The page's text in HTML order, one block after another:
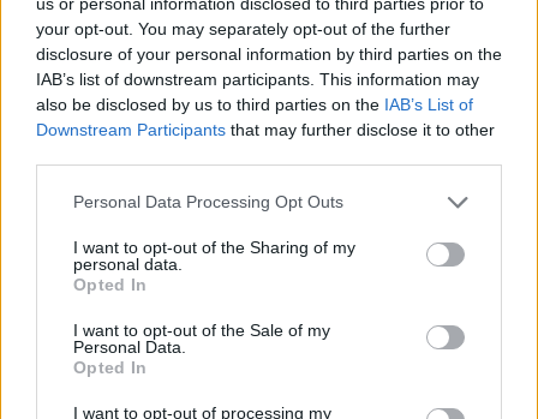
your opt-out. You may separately opt-out of the further
disclosure of your personal information by third parties on the
IAB’s list of downstream participants. This information may
also be disclosed by us to third parties on the IAB’s List of
Downstream Participants that may further disclose it to other
Please note that this website/app uses one or more Google
not limited to your visit or usage behaviour. You may click to
grant or deny consent to Google and its third-party tags to
use your data for below specified purposes in below Google
consent section.
Personal Data Processing Opt Outs
I want to opt-out of the Sharing of my
personal data.
Opted In
I want to opt-out of the Sale of my
Personal Data.
Opted In
I want to opt-out of processing my
mellékküldetések is kimagaslóan jók
a küzdelmek realisztikusak...
Ami nem tetszett
… de a hosszú tanulási folyamat sokakat
elriaszthat, ahogy az összetett mechanikák is
technikailag még nem kifogástalan